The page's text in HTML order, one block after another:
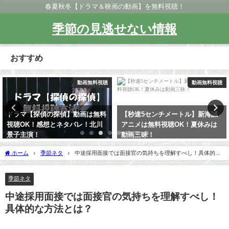
春夏秋冬【ドラマ＆映画の動画】を無料視聴！
季節の見逃せない情報
おすすめ
動画無料視聴
【秒速5センチメートル】新海誠
アニメは無料視聴OK！夏休みは
動画三昧！
動画無料視
アニメ動画【曇天に笑う】は無
視聴OK！あらすじと感想を紹
介！
ホーム 季節ネタ
中途採用面接では面接官の気持ちを理解すべし！具体的な
方法とは？
季節ネタ
中途採用面接では面接官の気持ちを理解すべし！
具体的な方法とは？